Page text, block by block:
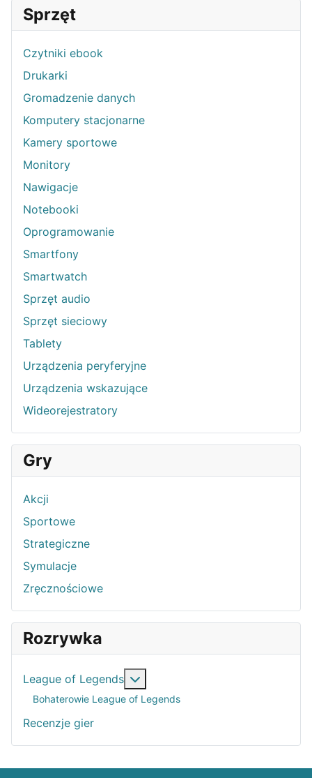
Sprzęt
Czytniki ebook
Drukarki
Gromadzenie danych
Komputery stacjonarne
Kamery sportowe
Monitory
Nawigacje
Notebooki
Oprogramowanie
Smartfony
Smartwatch
Sprzęt audio
Sprzęt sieciowy
Tablety
Urządzenia peryferyjne
Urządzenia wskazujące
Wideorejestratory
Gry
Akcji
Sportowe
Strategiczne
Symulacje
Zręcznościowe
Rozrywka
League of Legends
Bohaterowie League of Legends
Recenzje gier